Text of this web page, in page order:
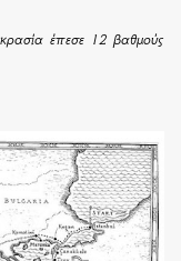
έπεσε 12 βαθμούς